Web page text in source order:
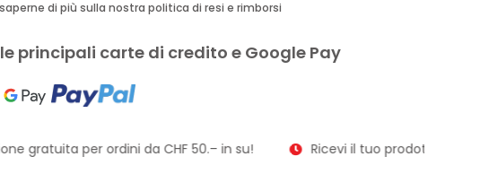
di più sulla nostra politica di resi e rimborsi
principali carte di credito e Google Pay
gratuita per ordini da CHF 50.– in su! Ricevi il tuo prodotto in soli